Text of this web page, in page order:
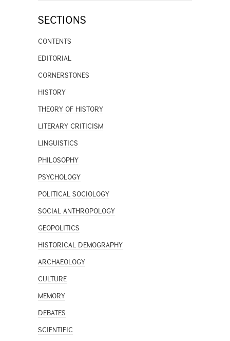
SECTIONS
CONTENTS
EDITORIAL
CORNERSTONES
HISTORY
THEORY OF HISTORY
LITERARY CRITICISM
LINGUISTICS
PHILOSOPHY
PSYCHOLOGY
POLITICAL SOCIOLOGY
SOCIAL ANTHROPOLOGY
GEOPOLITICS
HISTORICAL DEMOGRAPHY
ARCHAEOLOGY
CULTURE
MEMORY
DEBATES
SCIENTIFIC